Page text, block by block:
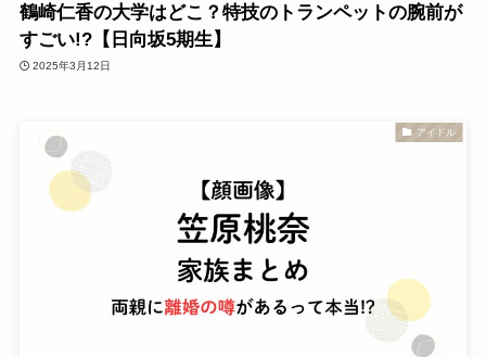
鶴崎仁香の大学はどこ？特技のトランペットの腕前が
すごい!?【日向坂5期生】
2025年3月12日
アイドル